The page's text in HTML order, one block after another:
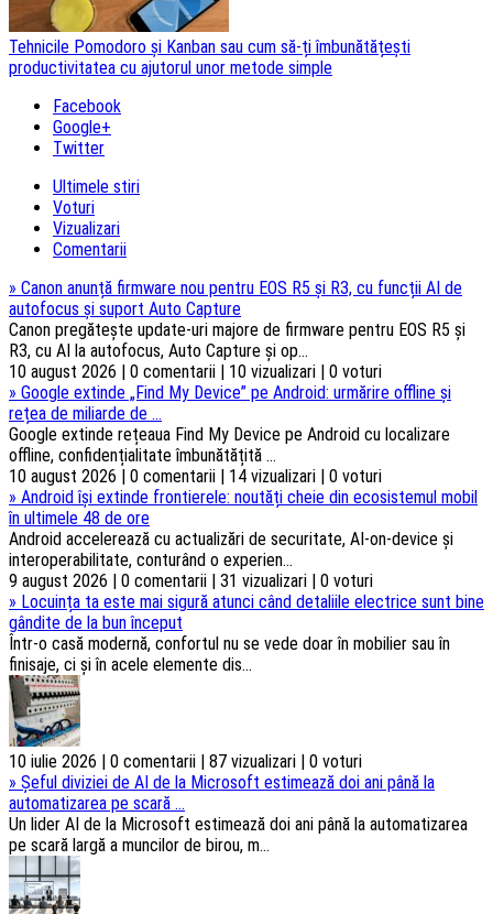
Tehnicile Pomodoro și Kanban sau cum să-ți îmbunătățești
productivitatea cu ajutorul unor metode simple
Facebook
Google+
Twitter
Ultimele stiri
Voturi
Vizualizari
Comentarii
» Canon anunță firmware nou pentru EOS R5 și R3, cu funcții AI de
autofocus și suport Auto Capture
Canon pregătește update-uri majore de firmware pentru EOS R5 și
R3, cu AI la autofocus, Auto Capture și op...
10 august 2026 | 0 comentarii | 10 vizualizari | 0 voturi
» Google extinde „Find My Device” pe Android: urmărire offline și
rețea de miliarde de ...
Google extinde rețeaua Find My Device pe Android cu localizare
offline, confidențialitate îmbunătățită ...
10 august 2026 | 0 comentarii | 14 vizualizari | 0 voturi
» Android își extinde frontierele: noutăți cheie din ecosistemul mobil
în ultimele 48 de ore
Android accelerează cu actualizări de securitate, AI-on-device și
interoperabilitate, conturând o experien...
9 august 2026 | 0 comentarii | 31 vizualizari | 0 voturi
» Locuința ta este mai sigură atunci când detaliile electrice sunt bine
gândite de la bun început
Într-o casă modernă, confortul nu se vede doar în mobilier sau în
finisaje, ci și în acele elemente dis...
10 iulie 2026 | 0 comentarii | 87 vizualizari | 0 voturi
» Șeful diviziei de AI de la Microsoft estimează doi ani până la
automatizarea pe scară ...
Un lider AI de la Microsoft estimează doi ani până la automatizarea
pe scară largă a muncilor de birou, m...